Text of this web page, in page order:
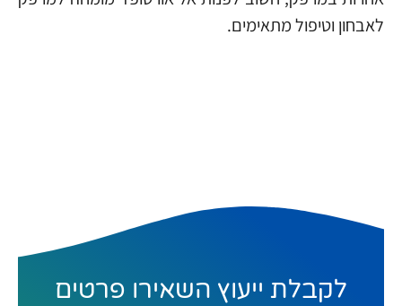
לאבחון וטיפול מתאימים.
לקבלת ייעוץ השאירו פרטים